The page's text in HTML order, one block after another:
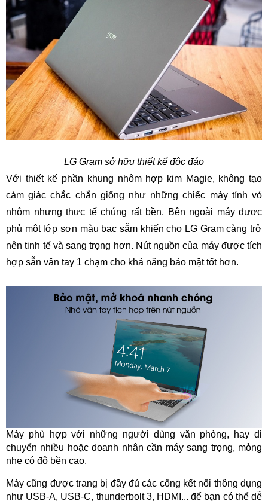
LG Gram sở hữu thiết kế độc đáo
Với thiết kế phần khung nhôm hợp kim Magie, không tạo
cảm giác chắc chắn giống như những chiếc máy tính vỏ
nhôm nhưng thực tế chúng rất bền. Bên ngoài máy được
phủ một lớp sơn màu bạc sẫm khiến cho LG Gram càng trở
nên tinh tế và sang trọng hơn. Nút nguồn của máy được tích
hợp sẵn vân tay 1 chạm cho khả năng bảo mật tốt hơn.
Máy phù hợp với những người dùng văn phòng, hay di
chuyển nhiều hoặc doanh nhân cần máy sang trọng, mỏng
nhẹ có độ bền cao.
Máy cũng được trang bị đầy đủ các cổng kết nối thông dụng
như USB-A, USB-C, thunderbolt 3, HDMI... để bạn có thể dễ